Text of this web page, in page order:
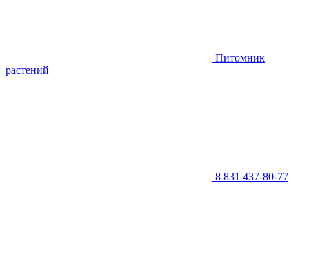
Питомник
растений
8 831 437-80-77